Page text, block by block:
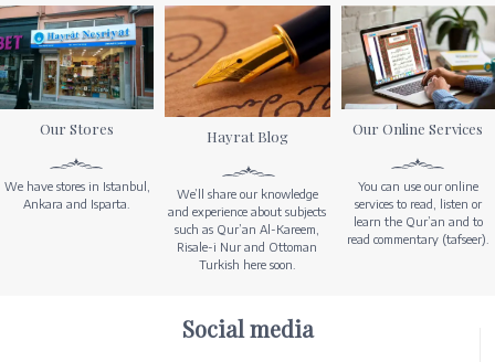
Our Stores
We have stores in Istanbul,
Ankara and Isparta.
Hayrat Blog
We’ll share our knowledge
and experience about subjects
such as Qur’an Al-Kareem,
Risale-i Nur and Ottoman
Turkish here soon.
Our Online Services
You can use our online
services to read, listen or
learn the Qur’an and to
read commentary (tafseer).
Social media